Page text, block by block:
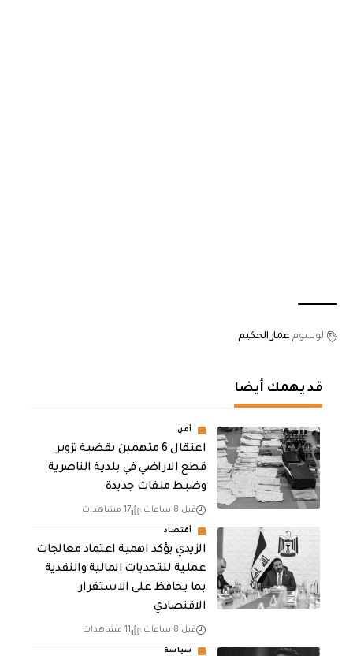
الوسوم عمار الحكيم
قد يهمك أيضا
أمن
اعتقال 6 متهمين بقضية تزوير
قطع الاراضي في بلدية الناصرية
وضبط ملفات جديدة
قبل 8 ساعات 17 مشاهدات
أقتصاد
الزيدي يؤكد اهمية اعتماد معالجات
عملية للتحديات المالية والنقدية
بما يحافظ على الاستقرار
الاقتصادي
قبل 8 ساعات 11 مشاهدات
سياسة